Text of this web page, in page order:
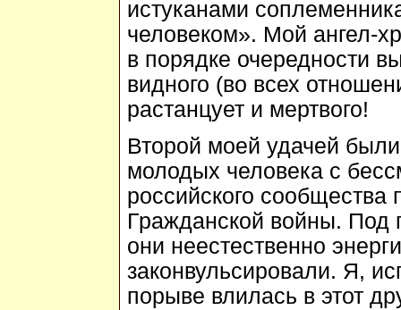
истуканами
человеком». Мой ангел-
в порядке очередности
видного (во всех
растанцует и мертвого!
Второй моей удачей
молодых человека с
российского сообщества
Гражданской войны. Под
они неестественно
законвульсировали. Я,
порыве влилась в этот